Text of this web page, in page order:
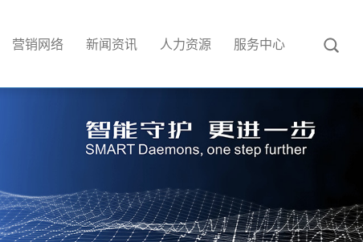
营销网络 新闻资讯 人力资源 服务中心